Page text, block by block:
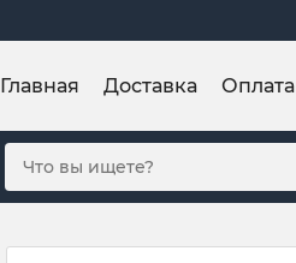
Главная Доставка Оплата